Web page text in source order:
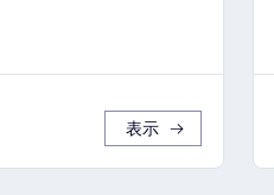
表示